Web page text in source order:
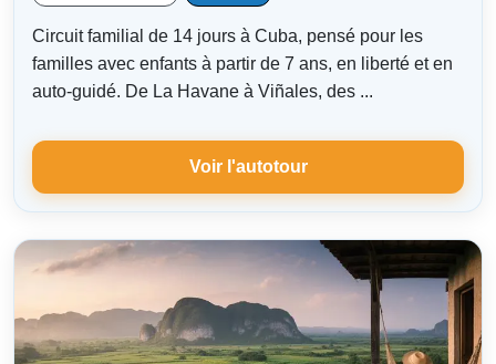
Circuit familial de 14 jours à Cuba, pensé pour les
familles avec enfants à partir de 7 ans, en liberté et en
auto-guidé. De La Havane à Viñales, des ...
Voir l'autotour